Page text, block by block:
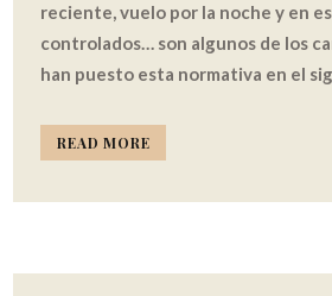
reciente, vuelo por la noche y en
controlados… son algunos de los
han puesto esta normativa en el
READ MORE